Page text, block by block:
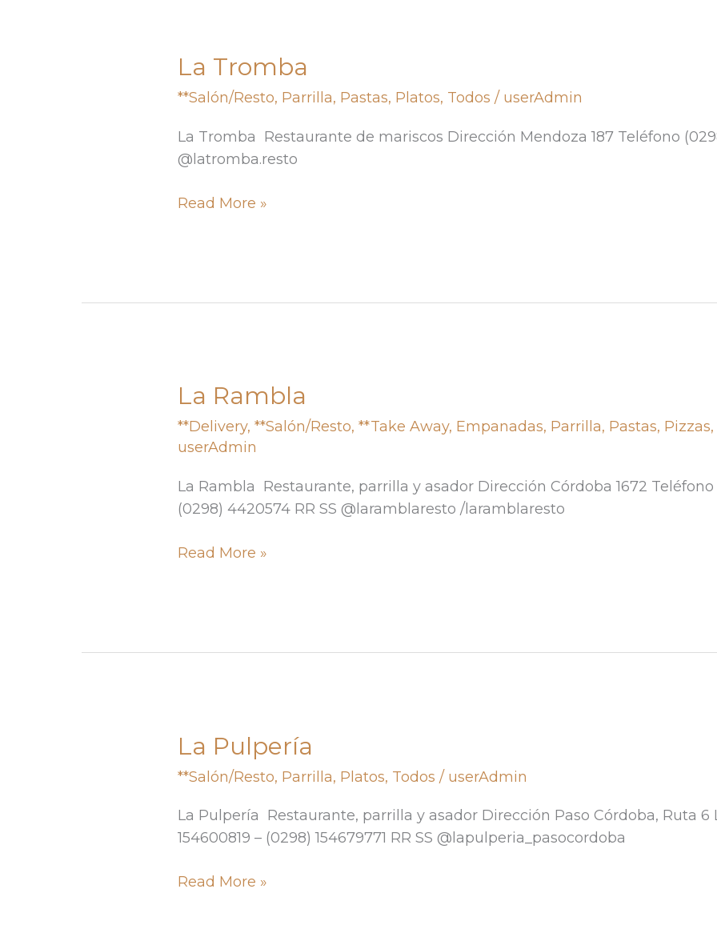
La Tromba
**Salón/Resto, Parrilla, Pastas, Platos, Todos / userAdmin
La Tromba Restaurante de mariscos Dirección Mendoza 187 Teléfono
@latromba.resto
La
Read More »
La Rambla
**Delivery,**Salón/Resto,**Take Away, Empanadas, Parrilla, Pastas, Pizzas,
userAdmin
La Rambla Restaurante, parrilla y asador Dirección Córdoba 1672 Teléfono
(0298) 4420574 RR SS @laramblaresto /laramblaresto
La
Read More »
La Pulpería
**Salón/Resto, Parrilla, Platos, Todos / userAdmin
La Pulpería Restaurante, parrilla y asador Dirección Paso Córdoba, Ruta 6
154600819 – (0298) 154679771 RR SS @lapulperia_pasocordoba
La
Read More »